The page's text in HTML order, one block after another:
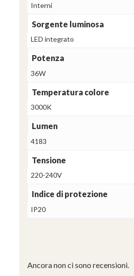
Interni
Sorgente luminosa
LED integrato
Potenza
36W
Temperatura colore
3000K
Lumen
4183
Tensione
220-240V
Indice di protezione
IP20
Ancora non ci sono recensioni.